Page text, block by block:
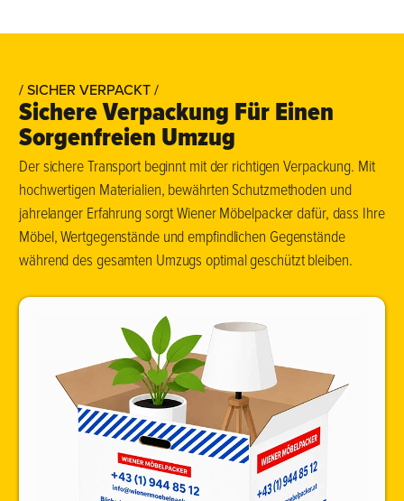
/ SICHER VERPACKT /
Sichere Verpackung Für Einen
Sorgenfreien Umzug
Der sichere Transport beginnt mit der richtigen Verpackung. Mit
hochwertigen Materialien, bewährten Schutzmethoden und
jahrelanger Erfahrung sorgt Wiener Möbelpacker dafür, dass Ihre
Möbel, Wertgegenstände und empfindlichen Gegenstände
während des gesamten Umzugs optimal geschützt bleiben.